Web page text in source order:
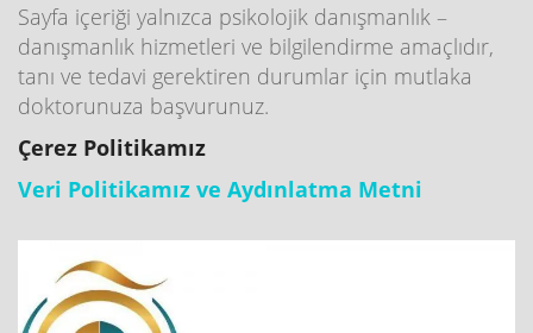
Sayfa içeriği yalnızca psikolojik danışmanlık –
danışmanlık hizmetleri ve bilgilendirme amaçlıdır,
tanı ve tedavi gerektiren durumlar için mutlaka
doktorunuza başvurunuz.
Çerez Politikamız
Veri Politikamız ve Aydınlatma Metni